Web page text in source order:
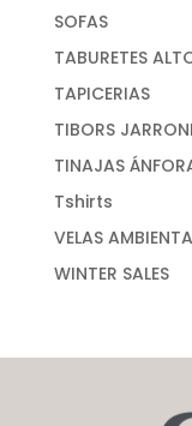
SOFAS
TABURETES
TAPICERIAS
TIBORS
TINAJAS
Tshirts
VELAS
WINTER SALES